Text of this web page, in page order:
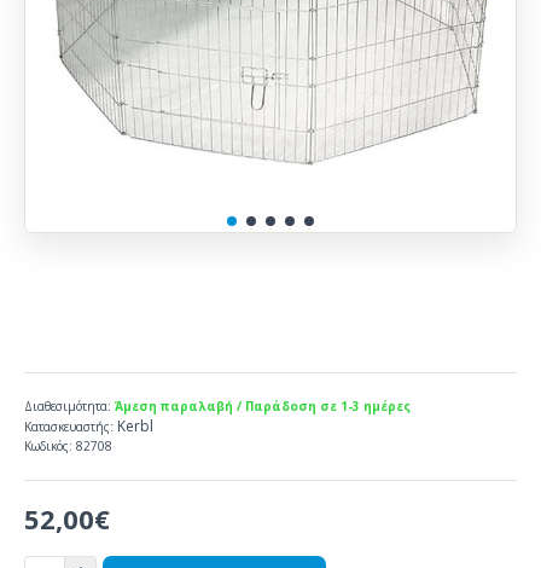
52,00€
Διαθεσιμότητα: Άμεση παραλαβή / Παράδοση σε 1-3 ημέρες
Κατασκευαστής: Kerbl
Κωδικός: 82708